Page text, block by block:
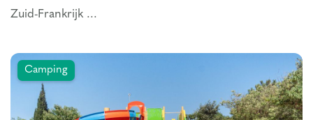
Zuid-Frankrijk ...
Camping